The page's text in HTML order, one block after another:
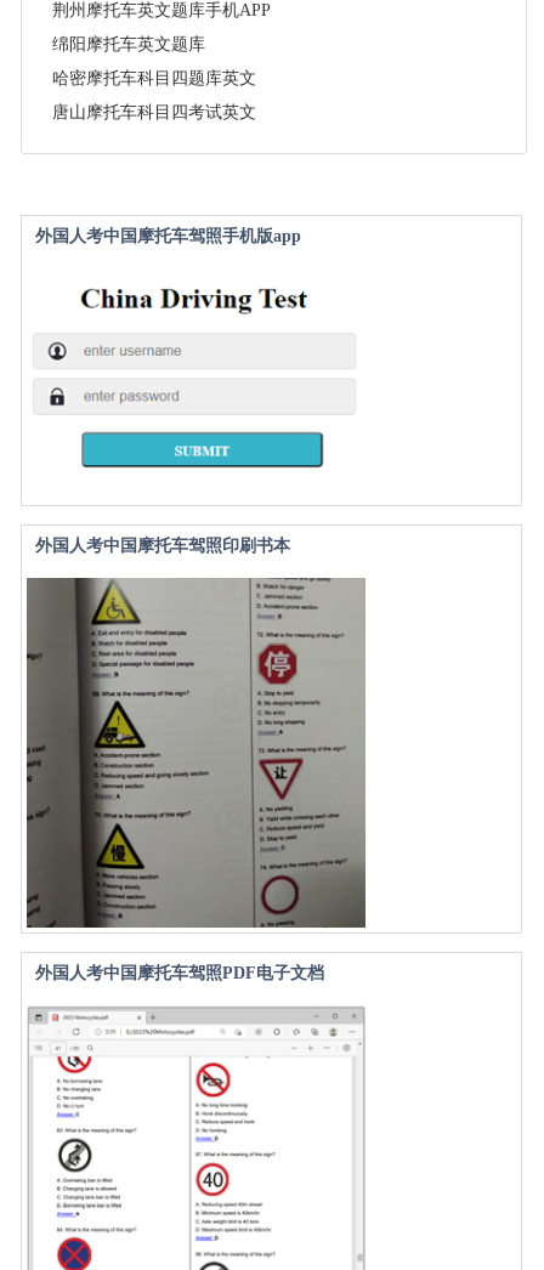
荆州摩托车英文题库手机APP
绵阳摩托车英文题库
哈密摩托车科目四题库英文
唐山摩托车科目四考试英文
外国人考中国摩托车驾照手机版app
外国人考中国摩托车驾照印刷书本
外国人考中国摩托车驾照PDF电子文档